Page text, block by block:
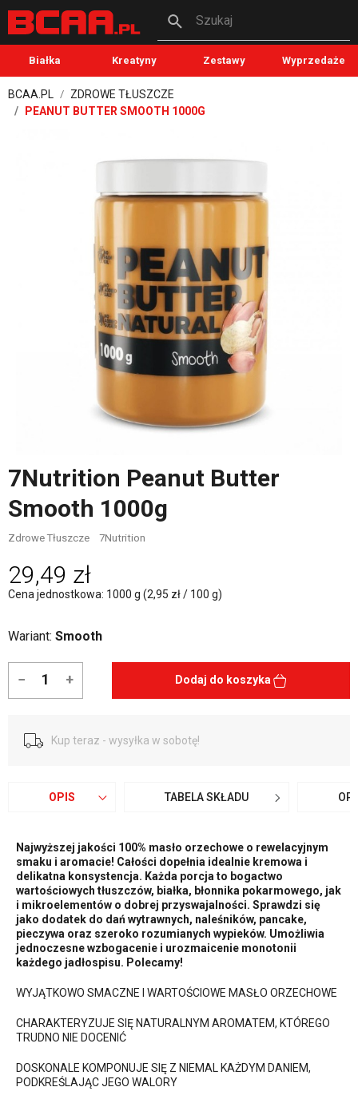
Szukaj
Białka Kreatyny Zestawy Wyprzedaże
BCAA.PL
ZDROWE TŁUSZCZE
PEANUT BUTTER SMOOTH 1000G
7Nutrition Peanut Butter
Smooth 1000g
Zdrowe Tłuszcze 7Nutrition
29,49 zł
Cena jednostkowa: 1000 g (2,95 zł / 100 g)
Wariant: Smooth
− + Dodaj do koszyka
Kup teraz - wysyłka w sobotę!
OPIS TABELA SKŁADU
Najwyższej jakości 100% masło orzechowe o rewelacyjnym
smaku i aromacie! Całości dopełnia idealnie kremowa i
delikatna konsystencja. Każda porcja to bogactwo
wartościowych tłuszczów, białka, błonnika pokarmowego, jak
i mikroelementów o dobrej przyswajalności. Sprawdzi się
jako dodatek do dań wytrawnych, naleśników, pancake,
pieczywa oraz szeroko rozumianych wypieków. Umożliwia
jednoczesne wzbogacenie i urozmaicenie monotonii
każdego jadłospisu. Polecamy!
WYJĄTKOWO SMACZNE I WARTOŚCIOWE MASŁO ORZECHOWE
CHARAKTERYZUJE SIĘ NATURALNYM AROMATEM, KTÓREGO
TRUDNO NIE DOCENIĆ
DOSKONALE KOMPONUJE SIĘ Z NIEMAL KAŻDYM DANIEM,
PODKREŚLAJĄC JEGO WALORY